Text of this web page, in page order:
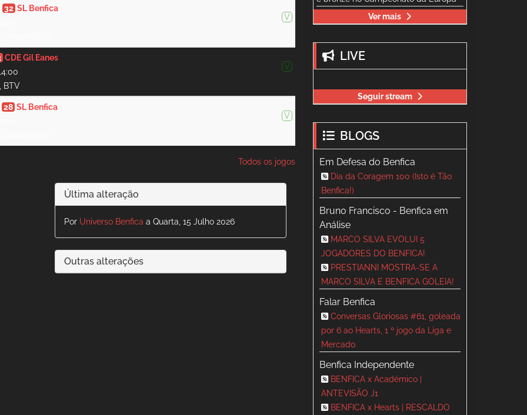
V
32 SL Benfica
V
CDE Gil Eanes
BTV
V
28 SL Benfica
Todos os jogos
Última alteração
Por Universo Benfica a Quarta, 15 Julho 2026
Outras alterações
Ver mais
LIVE
Seguir stream
BLOGS
Em Defesa do Benfica
Dia da Coragem 100 (Isto é Tão
Benfica!)
Bruno Francisco - Benfica em
Análise
MARCO SILVA EVOLUI 5
JOGADORES DO BENFICA!
PRESTIANNI MOSTRA-SE A
MARCO SILVA E BENFICA GOLEIA!
Falar Benfica
Conversas Gloriosas #61, goleada
por 6 ao Hearts, 1 º jogo da Liga e
Mercado
Benfica Independente
BENFICA x Académico |
ANTEVISÃO J1
BENFICA x Hearts | RESCALDO